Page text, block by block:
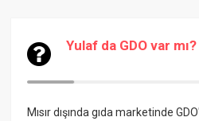
Yulaf da GDO var mı?
Mısır dışında gıda marketinde